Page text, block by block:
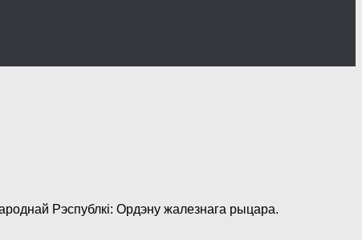
Рэспублкі: Ордэну жалезнага рыцара.